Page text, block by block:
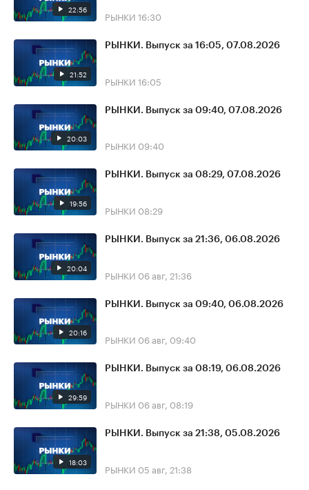
22:56 РЫНКИ 16:30
21:52
РЫНКИ. Выпуск за 16:05, 07.08.2026
РЫНКИ 16:05
20:03
РЫНКИ. Выпуск за 09:40, 07.08.2026
РЫНКИ 09:40
19:56
РЫНКИ. Выпуск за 08:29, 07.08.2026
РЫНКИ 08:29
20:04
РЫНКИ. Выпуск за 21:36, 06.08.2026
РЫНКИ 06 авг, 21:36
20:16
РЫНКИ. Выпуск за 09:40, 06.08.2026
РЫНКИ 06 авг, 09:40
29:59
РЫНКИ. Выпуск за 08:19, 06.08.2026
РЫНКИ 06 авг, 08:19
18:03
РЫНКИ. Выпуск за 21:38, 05.08.2026
РЫНКИ 05 авг, 21:38